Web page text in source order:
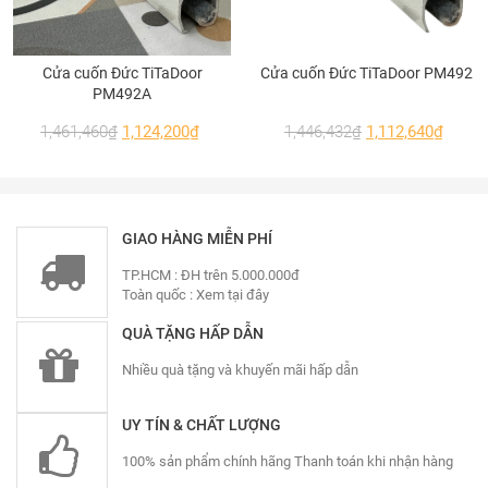
Cửa đi mở trượt 3 cánh nhôm Xingfa
Cửa cuốn Đức TiTaDoor
PM492A
1,461,460₫ 1,124,200₫
Cửa cuốn Đức TiTaDoor PM492
1,446,432₫ 1,112,640₫
GIAO HÀNG MIỄN PHÍ
TP.HCM : ĐH trên 5.000.000đ
Toàn quốc : Xem tại đây
QUÀ TẶNG HẤP DẪN
Nhiều quà tặng và khuyến mãi hấp dẫn
UY TÍN & CHẤT LƯỢNG
100% sản phẩm chính hãng Thanh toán khi nhận hàng